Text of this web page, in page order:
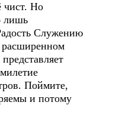
чист. Но
лишь
Служению
Поймите,
и потому